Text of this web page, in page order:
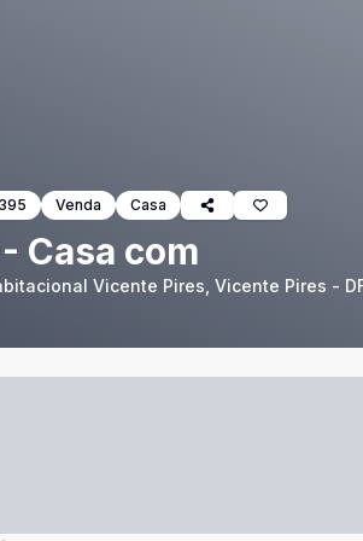
Venda Casa
- Casa com
Vicente Pires, Vicente Pires -